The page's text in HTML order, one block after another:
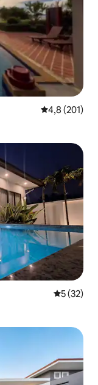
Gemiddelde
4,8 (201)
5 (32)